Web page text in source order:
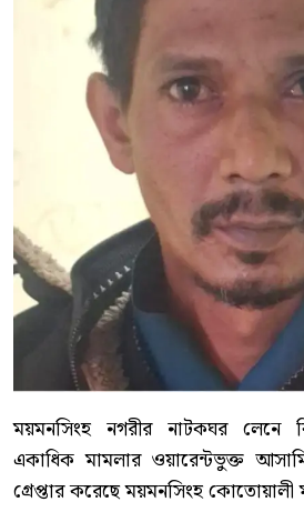
ময়মনসিংহ নগরীর নাটকঘর লেনে
একাধিক মামলার ওয়ারেন্টভুক্ত
গ্রেপ্তার করেছে ময়মনসিংহ